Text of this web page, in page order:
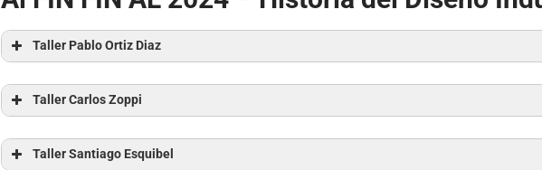
Taller Pablo Ortiz Diaz
Taller Carlos Zoppi
Taller Santiago Esquibel